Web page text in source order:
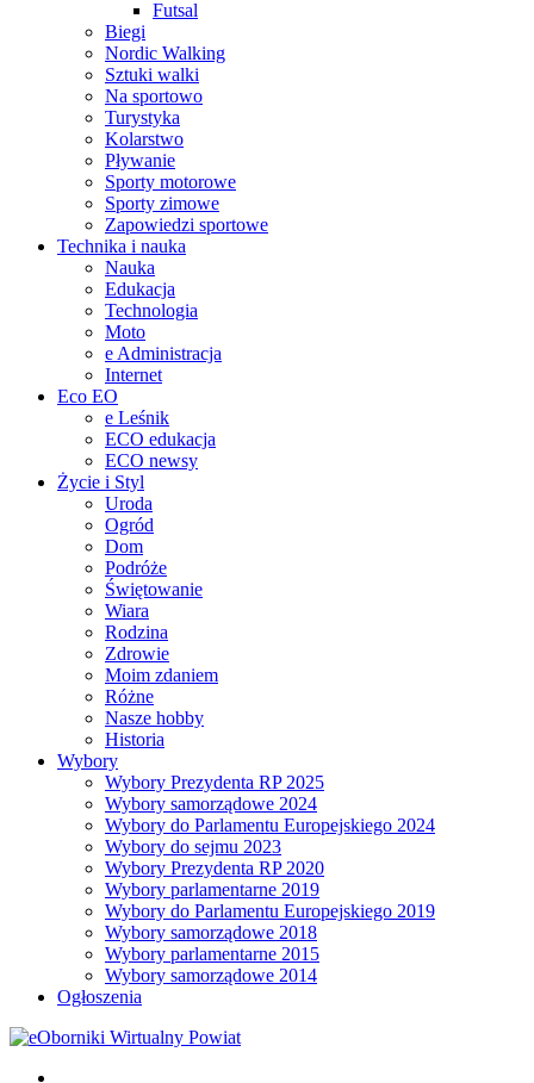
Futsal
Biegi
Nordic Walking
Sztuki walki
Na sportowo
Turystyka
Kolarstwo
Pływanie
Sporty motorowe
Sporty zimowe
Zapowiedzi sportowe
Technika i nauka
Nauka
Edukacja
Technologia
Moto
e Administracja
Internet
Eco EO
e Leśnik
ECO edukacja
ECO newsy
Życie i Styl
Uroda
Ogród
Dom
Podróże
Świętowanie
Wiara
Rodzina
Zdrowie
Moim zdaniem
Różne
Nasze hobby
Historia
Wybory
Wybory Prezydenta RP 2025
Wybory samorządowe 2024
Wybory do Parlamentu Europejskiego 2024
Wybory do sejmu 2023
Wybory Prezydenta RP 2020
Wybory parlamentarne 2019
Wybory do Parlamentu Europejskiego 2019
Wybory samorządowe 2018
Wybory parlamentarne 2015
Wybory samorządowe 2014
Ogłoszenia